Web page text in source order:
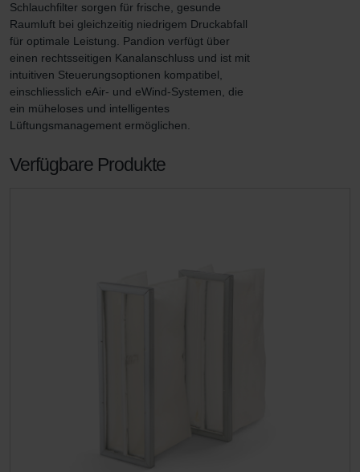
Schlauchfilter sorgen für frische, gesunde
Raumluft bei gleichzeitig niedrigem Druckabfall
für optimale Leistung. Pandion verfügt über
einen rechtsseitigen Kanalanschluss und ist mit
intuitiven Steuerungsoptionen kompatibel,
einschliesslich eAir- und eWind-Systemen, die
ein müheloses und intelligentes
Lüftungsmanagement ermöglichen.
Verfügbare Produkte